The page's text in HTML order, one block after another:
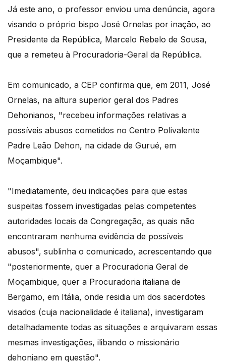
Já este ano, o professor enviou uma denúncia, agora
visando o próprio bispo José Ornelas por inação, ao
Presidente da República, Marcelo Rebelo de Sousa,
que a remeteu à Procuradoria-Geral da República.
Em comunicado, a CEP confirma que, em 2011, José
Ornelas, na altura superior geral dos Padres
Dehonianos, "recebeu informações relativas a
possíveis abusos cometidos no Centro Polivalente
Padre Leão Dehon, na cidade de Gurué, em
Moçambique".
"Imediatamente, deu indicações para que estas
suspeitas fossem investigadas pelas competentes
autoridades locais da Congregação, as quais não
encontraram nenhuma evidência de possíveis
abusos", sublinha o comunicado, acrescentando que
"posteriormente, quer a Procuradoria Geral de
Moçambique, quer a Procuradoria italiana de
Bergamo, em Itália, onde residia um dos sacerdotes
visados (cuja nacionalidade é italiana), investigaram
detalhadamente todas as situações e arquivaram essas
mesmas investigações, ilibando o missionário
dehoniano em questão".